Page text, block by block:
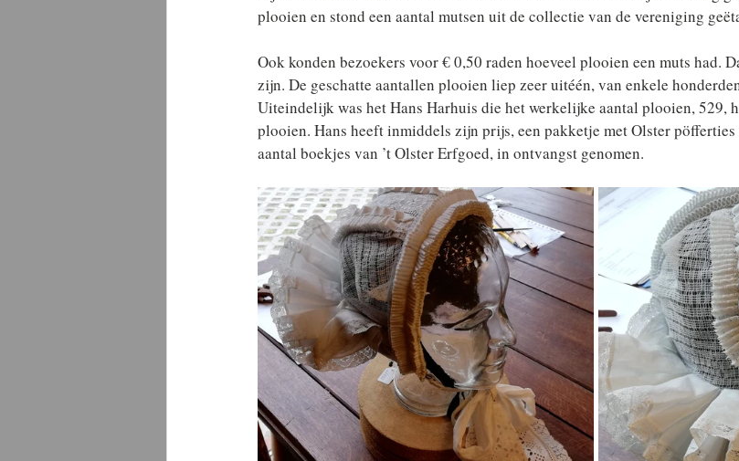
plooien en stond een aantal mutsen uit de collectie van de vereniging
Ook konden bezoekers voor € 0,50 raden hoeveel plooien een muts had.
zijn. De geschatte aantallen plooien liep zeer uitéén, van enkele
Uiteindelijk was het Hans Harhuis die het werkelijke aantal plooien, 529,
plooien. Hans heeft inmiddels zijn prijs, een pakketje met Olster
aantal boekjes van ’t Olster Erfgoed, in ontvangst genomen.